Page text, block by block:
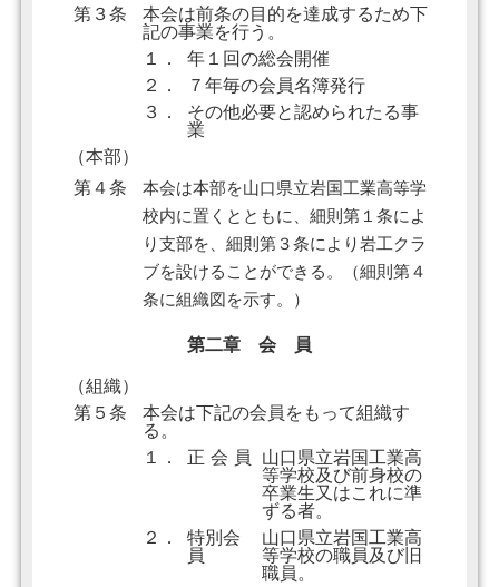
第３条
本会は前条の目的を達成するため下
記の事業を行う。
１．
年１回の総会開催
２．
７年毎の会員名簿発行
３．
その他必要と認められたる事
業
（本部）
第４条
本会は本部を山口県立岩国工業高等学
校内に置くとともに、細則第１条によ
り支部を、細則第３条により岩工クラ
ブを設けることができる。（細則第４
条に組織図を示す。）
第二章 会 員
（組織）
第５条
本会は下記の会員をもって組織す
る。
１．
正 会 員 山口県立岩国工業高
等学校及び前身校の
卒業生又はこれに準
ずる者。
２．
特別会
員
山口県立岩国工業高
等学校の職員及び旧
職員。